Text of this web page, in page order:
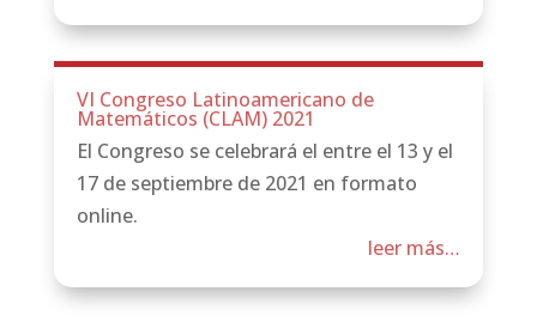
VI Congreso Latinoamericano de
Matemáticos (CLAM) 2021
El Congreso se celebrará el entre el 13 y el
17 de septiembre de 2021 en formato
online.
leer más…